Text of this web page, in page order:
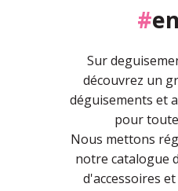
#
Sur
découvrez un
déguisements et
pour
Nous mettons
notre catalogue
d'accessoires